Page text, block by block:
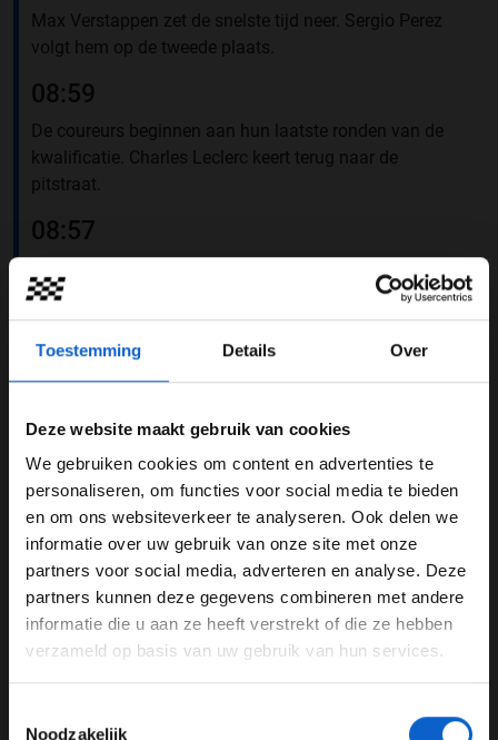
Toestemming Details Over
Deze website maakt gebruik van cookies
We gebruiken cookies om content en advertenties te
personaliseren, om functies voor social media te bieden
en om ons websiteverkeer te analyseren. Ook delen we
informatie over uw gebruik van onze site met onze
partners voor social media, adverteren en analyse. Deze
partners kunnen deze gegevens combineren met andere
informatie die u aan ze heeft verstrekt of die ze hebben
verzameld op basis van uw gebruik van hun services.
Noodzakelijk
Max Verstappen zet de snelste tijd neer. Sergio Perez
volgt hem op de tweede plaats.
08:59
De coureurs beginnen aan hun laatste ronden van de
kwalificatie. Charles Leclerc keert terug naar de
pitstraat.
08:57
zichzelf te verbeteren naar een zevende positie.
08:55
Na het rijden van de eerste ronden in Q3, keren de
VER (1m28.240s) 📸
NOR (+0.249s)
PER
SAI
PIA
HAM
ALO
RUS
WELKOM BIJ GRAND PRIX RADIO
Ben je 24 jaar of ouder?
Pas je advertentie instellingen aan en klik hieronder om
door te gaan naar de website!
Advertentie instellingen